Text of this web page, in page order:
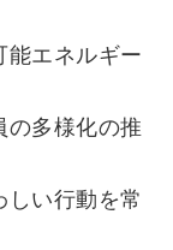
能エネルギー
の多様化の推
い行動を常